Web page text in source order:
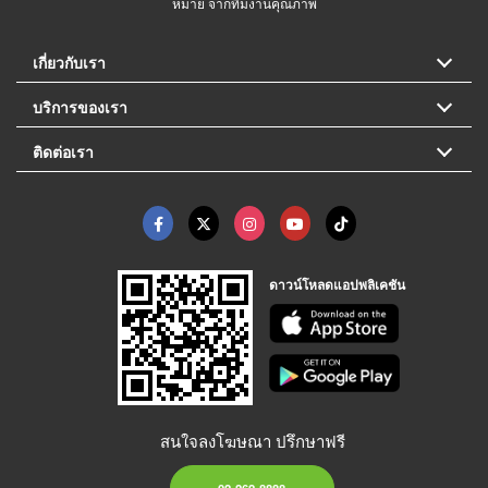
เกี่ยวกับเรา
บริการของเรา
ติดต่อเรา
ดาวน์โหลดแอปพลิเคชัน
สนใจลงโฆษณา ปรึกษาฟรี